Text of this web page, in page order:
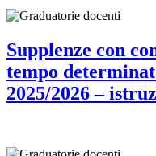
Supplenze con
tempo
2025/2026 –